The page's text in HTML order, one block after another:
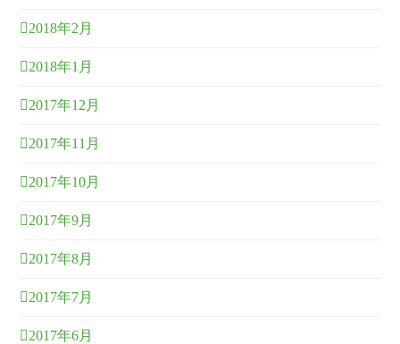
2018年2月
2018年1月
2017年12月
2017年11月
2017年10月
2017年9月
2017年8月
2017年7月
2017年6月